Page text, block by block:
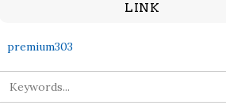
LINK
premium303